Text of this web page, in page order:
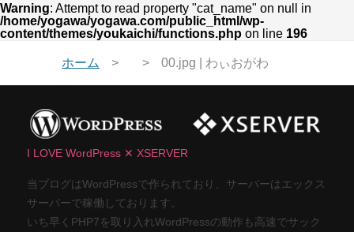
Warning: Attempt to read property "cat_name" on null in
/home/yogawa/yogawa.com/public_html/wp-
content/themes/youkaichi/functions.php on line 196
ホーム 00.jpg | わぃおがわ
I LOVE WordPress ✕ XSERVER
当ブログはWordPressで作られており、サーバーはエックス
サーバーで稼働しております。
いち早くPHP7を取り入れWordPressの動作も高速でサック